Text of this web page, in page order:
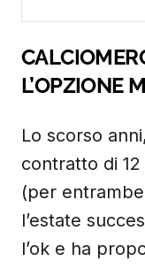
L’OPZIONE
Lo scorso
contratto di
(per
l’estate
l’ok e ha